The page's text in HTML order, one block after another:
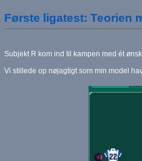
Første ligatest: Teorien
Subjekt R kom ind til kampen med ét
Vi stillede op nøjagtigt som min model